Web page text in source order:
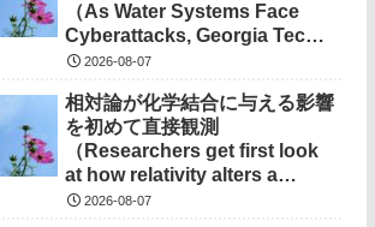
（As Water Systems Face
Cyberattacks, Georgia Tech
Research Points to
2026-08-07
相対論が化学結合に与える影響
を初めて直接観測
（Researchers get first look
at how relativity alters a
chemical bond）
2026-08-07